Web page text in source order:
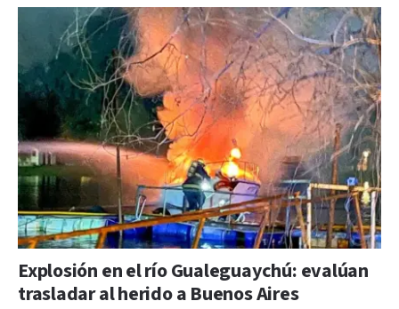
Explosión en el río Gualeguaychú: evalúan
trasladar al herido a Buenos Aires